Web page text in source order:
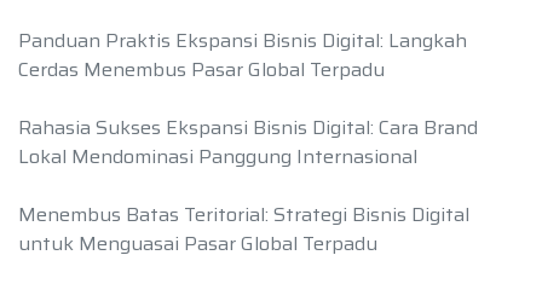
Panduan Praktis Ekspansi Bisnis Digital: Langkah
Cerdas Menembus Pasar Global Terpadu
Rahasia Sukses Ekspansi Bisnis Digital: Cara Brand
Lokal Mendominasi Panggung Internasional
Menembus Batas Teritorial: Strategi Bisnis Digital
untuk Menguasai Pasar Global Terpadu